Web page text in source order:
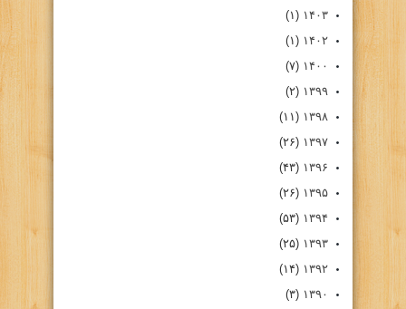
۱۴۰۳ (۱)
۱۴۰۲ (۱)
۱۴۰۰ (۷)
۱۳۹۹ (۲)
۱۳۹۸ (۱۱)
۱۳۹۷ (۲۶)
۱۳۹۶ (۴۳)
۱۳۹۵ (۲۶)
۱۳۹۴ (۵۳)
۱۳۹۳ (۲۵)
۱۳۹۲ (۱۴)
۱۳۹۰ (۳)